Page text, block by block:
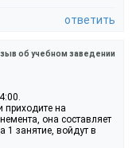
ответить
об учебном заведении
приходите на
она составляет
1 занятие, войдут в